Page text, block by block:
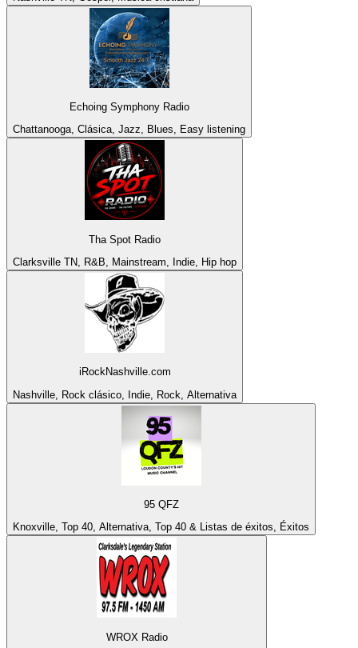
Echoing Symphony Radio
Chattanooga, Clásica, Jazz, Blues, Easy listening
Tha Spot Radio
Clarksville TN, R&B, Mainstream, Indie, Hip hop
iRockNashville.com
Nashville, Rock clásico, Indie, Rock, Alternativa
95 QFZ
Knoxville, Top 40, Alternativa, Top 40 & Listas de éxitos, Éxitos
WROX Radio